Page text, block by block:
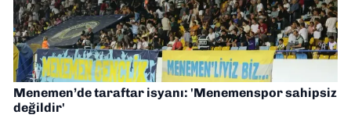
Menemen’de taraftar isyanı: 'Menemenspor sahipsiz
değildir'